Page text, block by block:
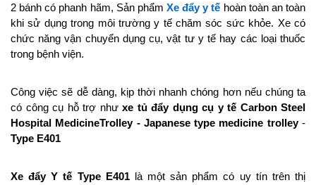
2 bánh có phanh hãm, Sản phẩm Xe đẩy y tế hoàn toàn an toàn
khi sử dụng trong môi trường y tế chăm sóc sức khỏe. Xe có
chức năng vận chuyển dụng cụ, vật tư y tế hay các loại thuốc
trong bệnh viện.
Công việc sẽ dễ dàng, kịp thời nhanh chóng hơn nếu chúng ta
có công cụ hỗ trợ như xe tủ đẩy dụng cụ y tế Carbon Steel
Hospital MedicineTrolley - Japanese type medicine trolley-
Type E401
Xe đẩy Y tế Type E401là một sản phẩm có uy tín trên thị